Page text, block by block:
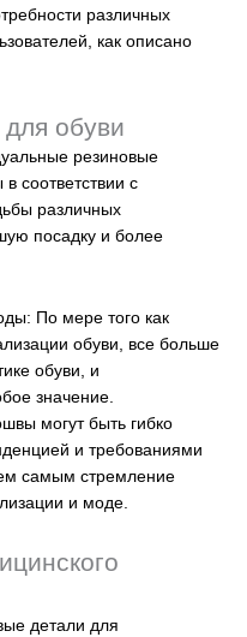
различных
как описано
обуви
резиновые
соответствии с
различных
посадку и более
По мере того как
обуви, все больше
обуви, и
значение.
могут быть гибко
и требованиями
самым стремление
и моде.
детали для